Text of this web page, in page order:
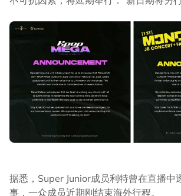
据悉，Super Junior成员利特曾在直播中
事，一众成员近期刚结束海外行程。